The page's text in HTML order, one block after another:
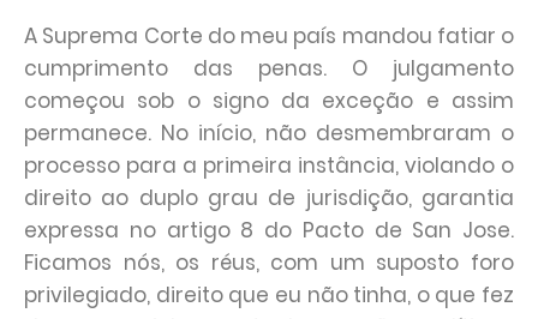
A Suprema Corte do meu país mandou fatiar o
cumprimento das penas. O julgamento
começou sob o signo da exceção e assim
permanece. No início, não desmembraram o
processo para a primeira instância, violando o
direito ao duplo grau de jurisdição, garantia
expressa no artigo 8 do Pacto de San Jose.
Ficamos nós, os réus, com um suposto foro
privilegiado, direito que eu não tinha, o que fez